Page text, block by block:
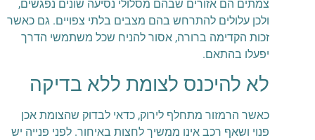
צמתים הם אזורים שבהם מסלולי נסיעה שונים נפגשים,
ולכן עלולים להתרחש בהם מצבים בלתי צפויים. גם כאשר
זכות הקדימה ברורה, אסור להניח שכל משתמשי הדרך
יפעלו בהתאם.
לא להיכנס לצומת ללא בדיקה
כאשר הרמזור מתחלף לירוק, כדאי לבדוק שהצומת אכן
פנוי ושאף רכב אינו ממשיך לחצות באיחור. לפני פנייה יש